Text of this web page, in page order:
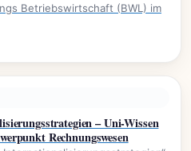
Betriebswirtschaft (BWL) im
– Uni-Wissen
Rechnungswesen